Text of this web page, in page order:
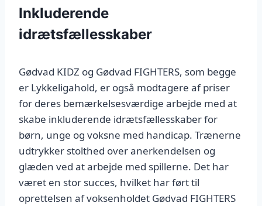
Inkluderende
idrætsfællesskaber
Gødvad KIDZ og Gødvad FIGHTERS, som begge
er Lykkeligahold, er også modtagere af priser
for deres bemærkelsesværdige arbejde med at
skabe inkluderende idrætsfællesskaber for
børn, unge og voksne med handicap. Trænerne
udtrykker stolthed over anerkendelsen og
glæden ved at arbejde med spillerne. Det har
været en stor succes, hvilket har ført til
oprettelsen af voksenholdet Gødvad FIGHTERS